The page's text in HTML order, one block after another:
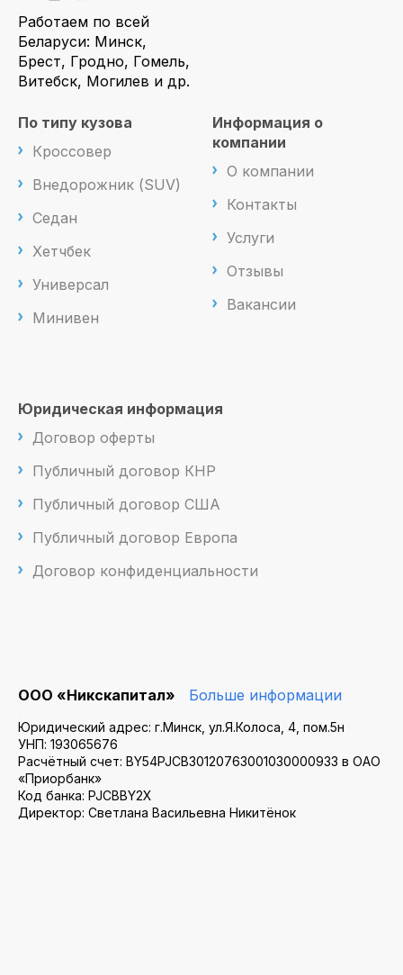
Работаем по всей
Беларуси: Минск,
Брест, Гродно, Гомель,
Витебск, Могилев и др.
По типу кузова
Кроссовер
Внедорожник (SUV)
Седан
Хетчбек
Универсал
Минивен
Информация о
компании
О компании
Контакты
Услуги
Отзывы
Вакансии
Юридическая информация
Договор оферты
Публичный договор КНР
Публичный договор США
Публичный договор Европа
Договор конфиденциальности
ООО «Никскапитал» Больше информации
Юридический адрес: г.Минск, ул.Я.Колоса, 4, пом.5н
УНП: 193065676
Расчётный счет: BY54PJCB30120763001030000933 в ОАО
«Приорбанк»
Код банка: PJCBBY2X
Директор: Светлана Васильевна Никитёнок